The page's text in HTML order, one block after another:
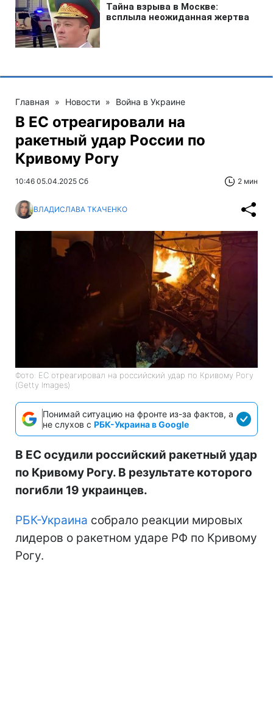
Главная » Новости » Война в Украине
В ЕС отреагировали на
ракетный удар России по
Кривому Рогу
10:46 05.04.2025 Сб 2 мин
ВЛАДИСЛАВА ТКАЧЕНКО
Фото: ЕС отреагировал на российский удар по Кривому Рогу
(Getty Images)
Понимай ситуацию на фронте из-за фактов, а
не слухов с РБК-Украина в Google
В ЕС осудили российский ракетный удар
по Кривому Рогу. В результате которого
погибли 19 украинцев.
РБК-Украина собрало реакции мировых
лидеров о ракетном ударе РФ по Кривому
Рогу.